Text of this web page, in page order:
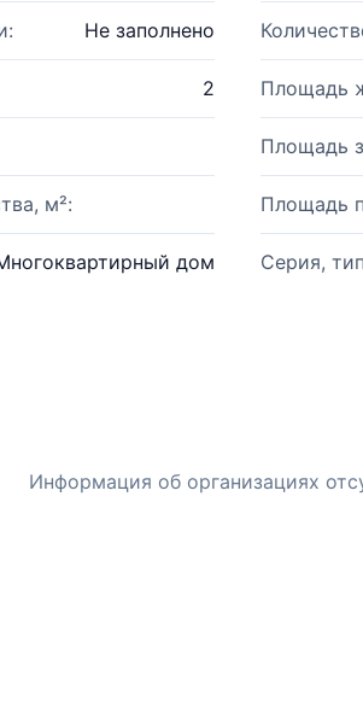
Не заполнено
2 Площадь
Площадь
м²: Площадь
дом Серия,
Информация об организациях